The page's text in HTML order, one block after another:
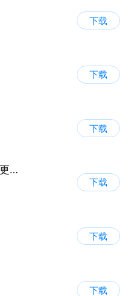
下载
下载
下载
智慧房东-让租赁更智能化
下载
下载
下载